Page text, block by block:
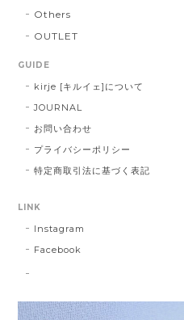
Others
OUTLET
GUIDE
kirje [キルイェ]について
JOURNAL
お問い合わせ
プライバシーポリシー
特定商取引法に基づく表記
LINK
Instagram
Facebook